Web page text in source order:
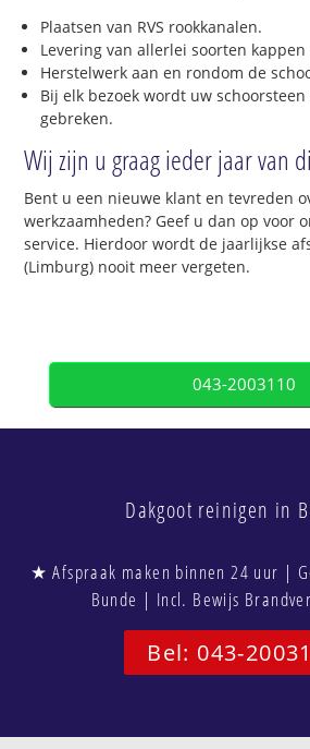
Plaatsen van RVS rookkanalen.
Levering van allerlei soorten kappen
Herstelwerk aan en rondom de
Bij elk bezoek wordt uw
gebreken.
Wij zijn u graag ieder jaar van
Bent u een nieuwe klant en tevreden
werkzaamheden? Geef u dan op voor
service. Hierdoor wordt de jaarlijkse
(Limburg) nooit meer vergeten.
043-2003110
Dakgoot reinigen in
★ Afspraak maken binnen 24 uur |
Bunde | Incl. Bewijs
Bel: 043-